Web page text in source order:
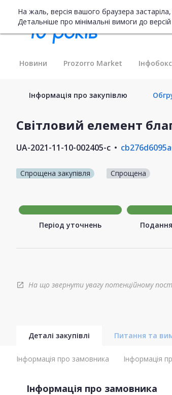
На жаль, версія вашого браузера
Детальніше про мінімальні вимоги до
Новини Prozorro Market Інфобокс
Інформація про закупівлю
Світловий елемент
UA-2021-11-10-002405-c
Спрощена закупівля Спрощена
Період уточнень
open_in_new На що звернути увагу потенційному
Деталі закупівлі Питання та
Інформація про замовника Інформація
Інформація про замовника